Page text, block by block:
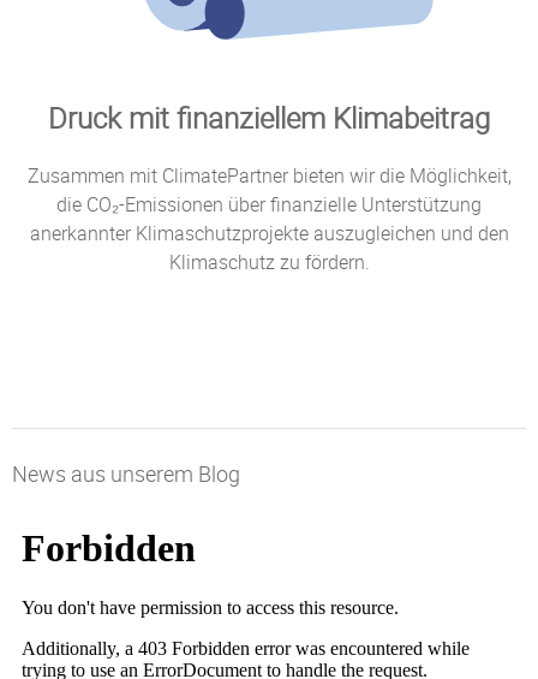
Druck mit finanziellem Klimabeitrag
Zusammen mit ClimatePartner bieten wir die Möglichkeit,
die CO₂-Emissionen über finanzielle Unterstützung
anerkannter Klimaschutzprojekte auszugleichen und den
Klimaschutz zu fördern.
News aus unserem Blog